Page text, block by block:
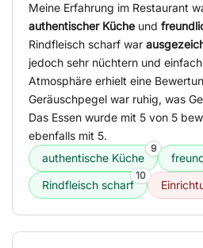
Meine Erfahrung im Restaurant
authentischer Küche und
Rindfleisch scharf war
jedoch sehr nüchtern und
Atmosphäre erhielt eine
Geräuschpegel war ruhig, was
Das Essen wurde mit 5 von 5
ebenfalls mit 5.
authentische Küche
9
Rindfleisch scharf
10